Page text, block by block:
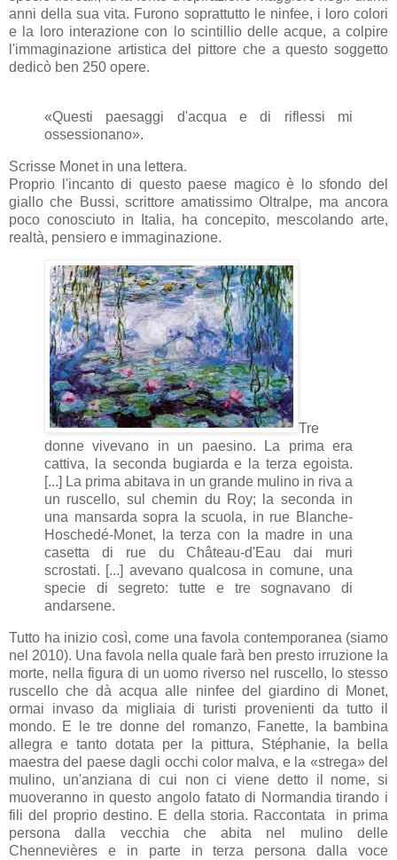
anni della sua vita. Furono soprattutto le ninfee, i loro colori
e la loro interazione con lo scintillio delle acque, a colpire
l'immaginazione artistica del pittore che a questo soggetto
dedicò ben 250 opere.
«Questi paesaggi d'acqua e di riflessi mi
ossessionano».
Scrisse Monet in una lettera.
Proprio l'incanto di questo paese magico è lo sfondo del
giallo che Bussi, scrittore amatissimo Oltralpe, ma ancora
poco conosciuto in Italia, ha concepito, mescolando arte,
realtà, pensiero e immaginazione.
Tre
donne vivevano in un paesino. La prima era
cattiva, la seconda bugiarda e la terza egoista.
[...] La prima abitava in un grande mulino in riva a
un ruscello, sul chemin du Roy; la seconda in
una mansarda sopra la scuola, in rue Blanche-
Hoschedé-Monet, la terza con la madre in una
casetta di rue du Château-d'Eau dai muri
scrostati. [...] avevano qualcosa in comune, una
specie di segreto: tutte e tre sognavano di
andarsene.
Tutto ha inizio così, come una favola contemporanea (siamo
nel 2010). Una favola nella quale farà ben presto irruzione la
morte, nella figura di un uomo riverso nel ruscello, lo stesso
ruscello che dà acqua alle ninfee del giardino di Monet,
ormai invaso da migliaia di turisti provenienti da tutto il
mondo. E le tre donne del romanzo, Fanette, la bambina
allegra e tanto dotata per la pittura, Stéphanie, la bella
maestra del paese dagli occhi color malva, e la «strega» del
mulino, un'anziana di cui non ci viene detto il nome, si
muoveranno in questo angolo fatato di Normandia tirando i
fili del proprio destino. E della storia. Raccontata in prima
persona dalla vecchia che abita nel mulino delle
Chennevières e in parte in terza persona dalla voce